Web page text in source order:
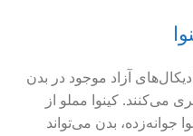
آزاد موجود در بدن
می‌کنند. کینوا مملو از
جوانه‌زده، بدن می‌تواند